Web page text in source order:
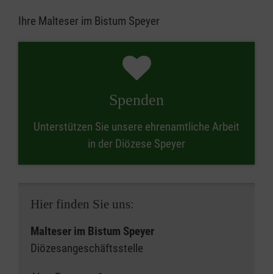
Ihre Malteser im Bistum Speyer
Spenden
Unterstützen Sie unsere ehrenamtliche Arbeit
in der Diözese Speyer
Hier finden Sie uns:
Malteser im Bistum Speyer
Diözesangeschäftsstelle